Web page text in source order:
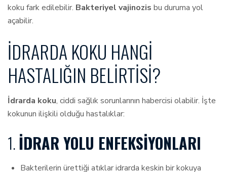
koku fark edilebilir. Bakteriyel vajinozis bu duruma yol
açabilir.
İDRARDA KOKU HANGI
HASTALIĞIN BELIRTISI?
İdrarda koku, ciddi sağlık sorunlarının habercisi olabilir. İşte
kokunun ilişkili olduğu hastalıklar:
1.İDRAR YOLU ENFEKSIYONLARI
Bakterilerin ürettiği atıklar idrarda keskin bir kokuya